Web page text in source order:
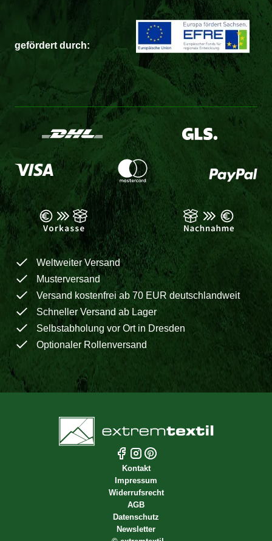
gefördert durch:
Weltweiter Versand
Musterversand
Versand kostenfrei ab 70 EUR deutschlandweit
Schneller Versand ab Lager
Selbstabholung vor Ort in Dresden
Optionaler Rollenversand
Kontakt
Impressum
Widerrufsrecht
AGB
Datenschutz
Newsletter